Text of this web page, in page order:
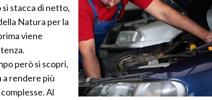
stacca di netto,
Natura per la
viene
però si scoprì,
a rendere più
Al